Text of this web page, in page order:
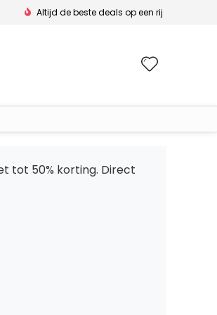
Altijd de beste deals op een rij
tot 50% korting. Direct